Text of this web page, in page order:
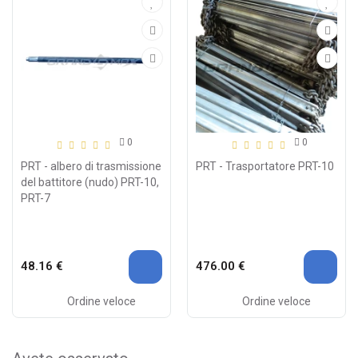
0
PRT - albero di trasmissione
del battitore (nudo) PRT-10,
PRT-7
48.16 €
Ordine veloce
0
PRT - Trasportatore PRT-10
476.00 €
Ordine veloce